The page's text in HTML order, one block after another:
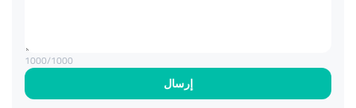
إرسال
1000/1000